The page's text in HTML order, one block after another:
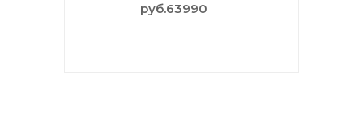
руб.63990